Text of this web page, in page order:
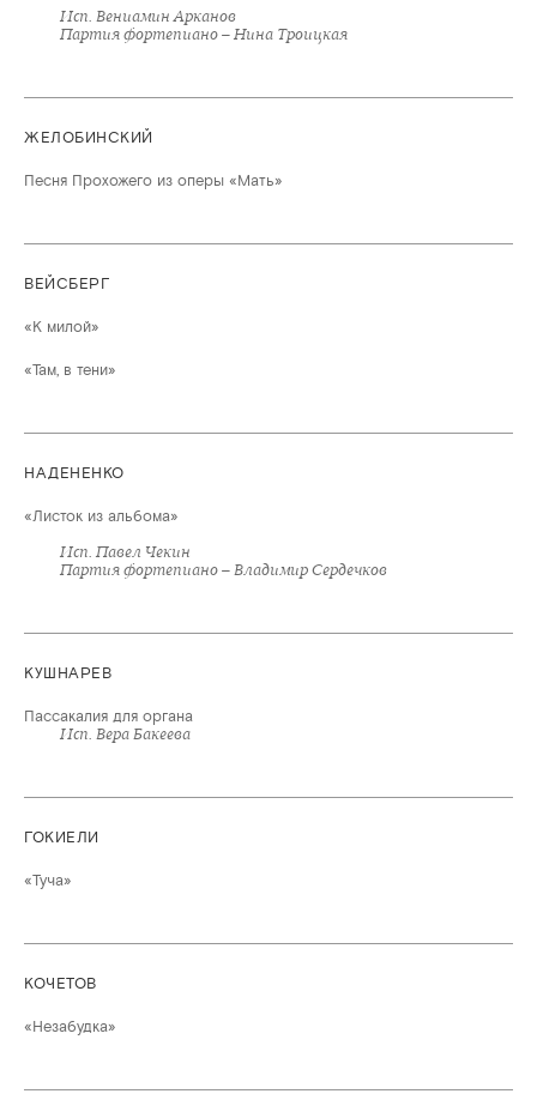
Исп. Вениамин Арканов
Партия фортепиано – Нина Троицкая
ЖЕЛОБИНСКИЙ
Песня Прохожего из оперы «Мать»
ВЕЙСБЕРГ
«К милой»
«Там, в тени»
НАДЕНЕНКО
«Листок из альбома»
Исп. Павел Чекин
Партия фортепиано – Владимир Сердечков
КУШНАРЕВ
Пассакалия для органа
Исп. Вера Бакеева
ГОКИЕЛИ
«Туча»
КОЧЕТОВ
«Незабудка»